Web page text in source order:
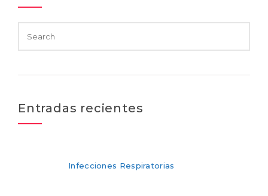
Entradas recientes
Infecciones Respiratorias